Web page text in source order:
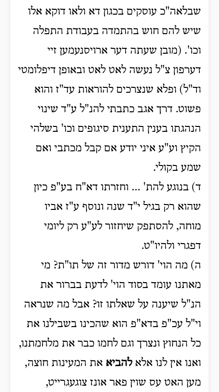
שבלאה"כ עוסקים בכגון דא ולאו דוקא אלו
שיש להם חוש בהתמדה בעבודת התפלה
וכו'. (מובן שעתה דער ארויסנעמען זיי
דערפון צ"ל נעשה לאט לאט ובאופן דיפלומטי
וד"ל) ופלא שנצרכים להוראות עד"ז והוא
פשוט. דרך אגב כתבתי להנ"ל ע"ד שינוי
הנהגתו בענין התענית סיגופים וכו' בשלהי
הקיץ וע"ע איני יודע אם קבל מכתבי ואם
שמע בקולי.
ד) בנוגע להת' ... וחזרתו דא"ח בע"פ כיון
שהוא רק בגיל י"ד שנה ונוסף ע"ז אביו
מוחה, להסתפק שיחזור לע"ע רק ליומי
דפגרי ולהיו"ט.
ה) מה הוי' דורש מדור זה של תו"ת? מי
מאתנו עומד בסוד הוי' לדעת בברור את
הנ"ל שיענה על שאלתו זו? אבל מה שנראה
וי"ל עכ"פ בדא"פ הוא שהכינו בשבילנו את
כל הנחוץ ונצרך וגם לחמו כבר את מלחמתנו,
ואנו אין לנו אלאלהביא את המעינות חוצה,
מען האט עס שוין פאר אונז צוגעגרייט,